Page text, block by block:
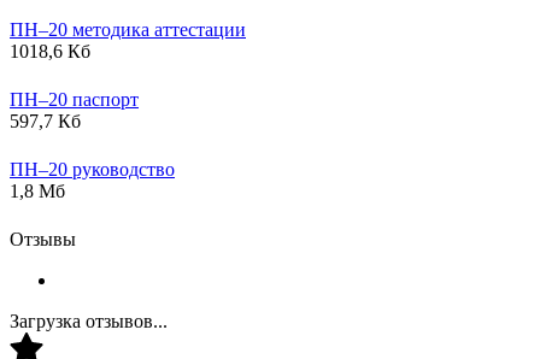
ПН–20 методика аттестации
1018,6 Кб
ПН–20 паспорт
597,7 Кб
ПН–20 руководство
1,8 Мб
Отзывы
Загрузка отзывов...